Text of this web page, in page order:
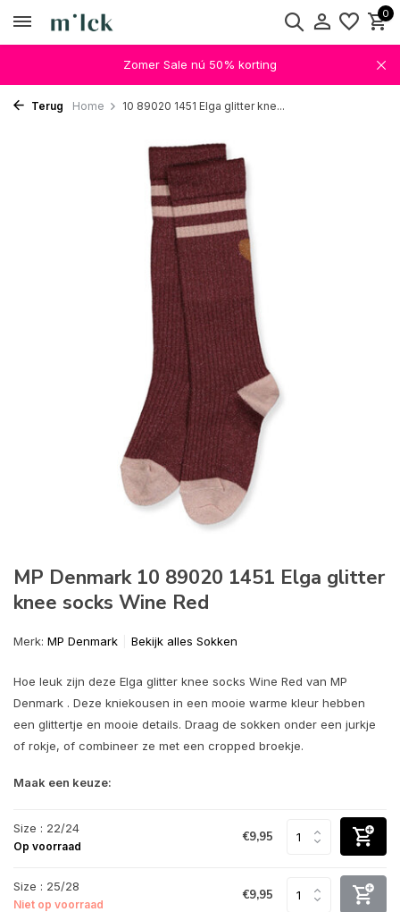
0
Zomer Sale nú 50% korting
Terug Home 10 89020 1451 Elga glitter kne...
MP Denmark 10 89020 1451 Elga glitter
knee socks Wine Red
Merk: MP Denmark Bekijk alles Sokken
Hoe leuk zijn deze Elga glitter knee socks Wine Red van MP
Denmark . Deze kniekousen in een mooie warme kleur hebben
een glittertje en mooie details. Draag de sokken onder een jurkje
of rokje, of combineer ze met een cropped broekje.
Maak een keuze:
Size : 22/24
Op voorraad
€9,95
Size : 25/28
Niet op voorraad
€9,95